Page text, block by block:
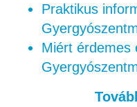
Praktikus
Miért érdemes